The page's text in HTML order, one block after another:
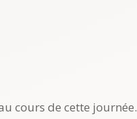
cours de cette journée.